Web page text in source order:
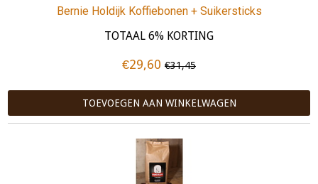
Bernie Holdijk Koffiebonen + Suikersticks
TOTAAL 6% KORTING
€29,60 €31,45
TOEVOEGEN AAN WINKELWAGEN